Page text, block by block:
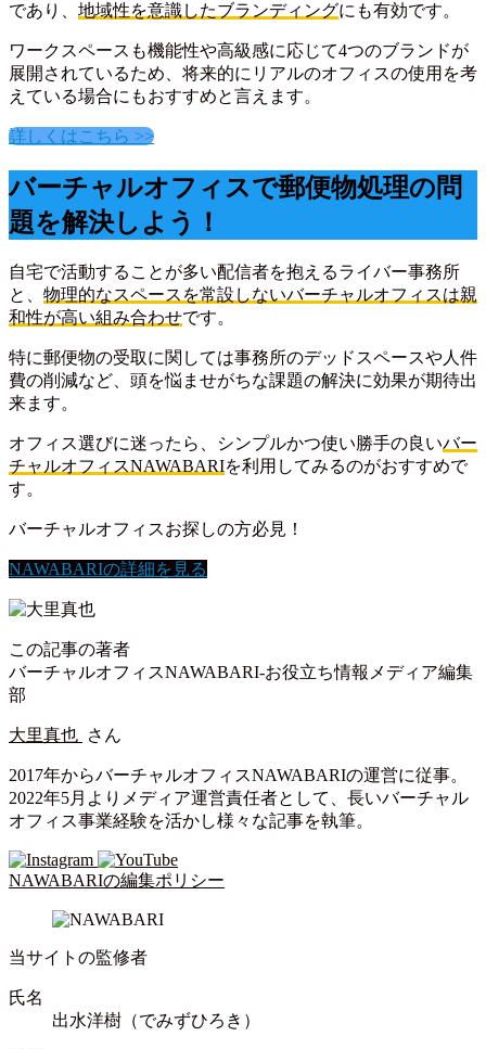
であり、 地域性を意識したブランディングにも有効です。
ワークスペースも機能性や高級感に応じて4つのブランドが
展開されているため、将来的にリアルのオフィスの使用を考
えている場合にもおすすめと言えます。
詳しくはこちら >>
バーチャルオフィスで郵便物処理の問
題を解決しよう！
自宅で活動することが多い配信者を抱えるライバー事務所
と、 物理的なスペースを常設しないバーチャルオフィスは親
和性が高い組み合わせです。
特に郵便物の受取に関しては事務所のデッドスペースや人件
費の削減など、頭を悩ませがちな課題の解決に効果が期待出
来ます。
オフィス選びに迷ったら、シンプルかつ使い勝手の良いバー
チャルオフィスNAWABARIを利用してみるのがおすすめで
す。
バーチャルオフィスお探しの方必見！
NAWABARIの詳細を見る
この記事の著者
バーチャルオフィスNAWABARI-お役立ち情報メディア編集
部
大里真也 さん
2017年からバーチャルオフィスNAWABARIの運営に従事。
2022年5月よりメディア運営責任者として、長いバーチャル
オフィス事業経験を活かし様々な記事を執筆。
NAWABARIの編集ポリシー
当サイトの監修者
氏名
出水洋樹（でみずひろき）